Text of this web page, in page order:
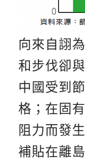
向來自詡
和步伐卻
中國受到
格；在固
阻力而發
補貼在離